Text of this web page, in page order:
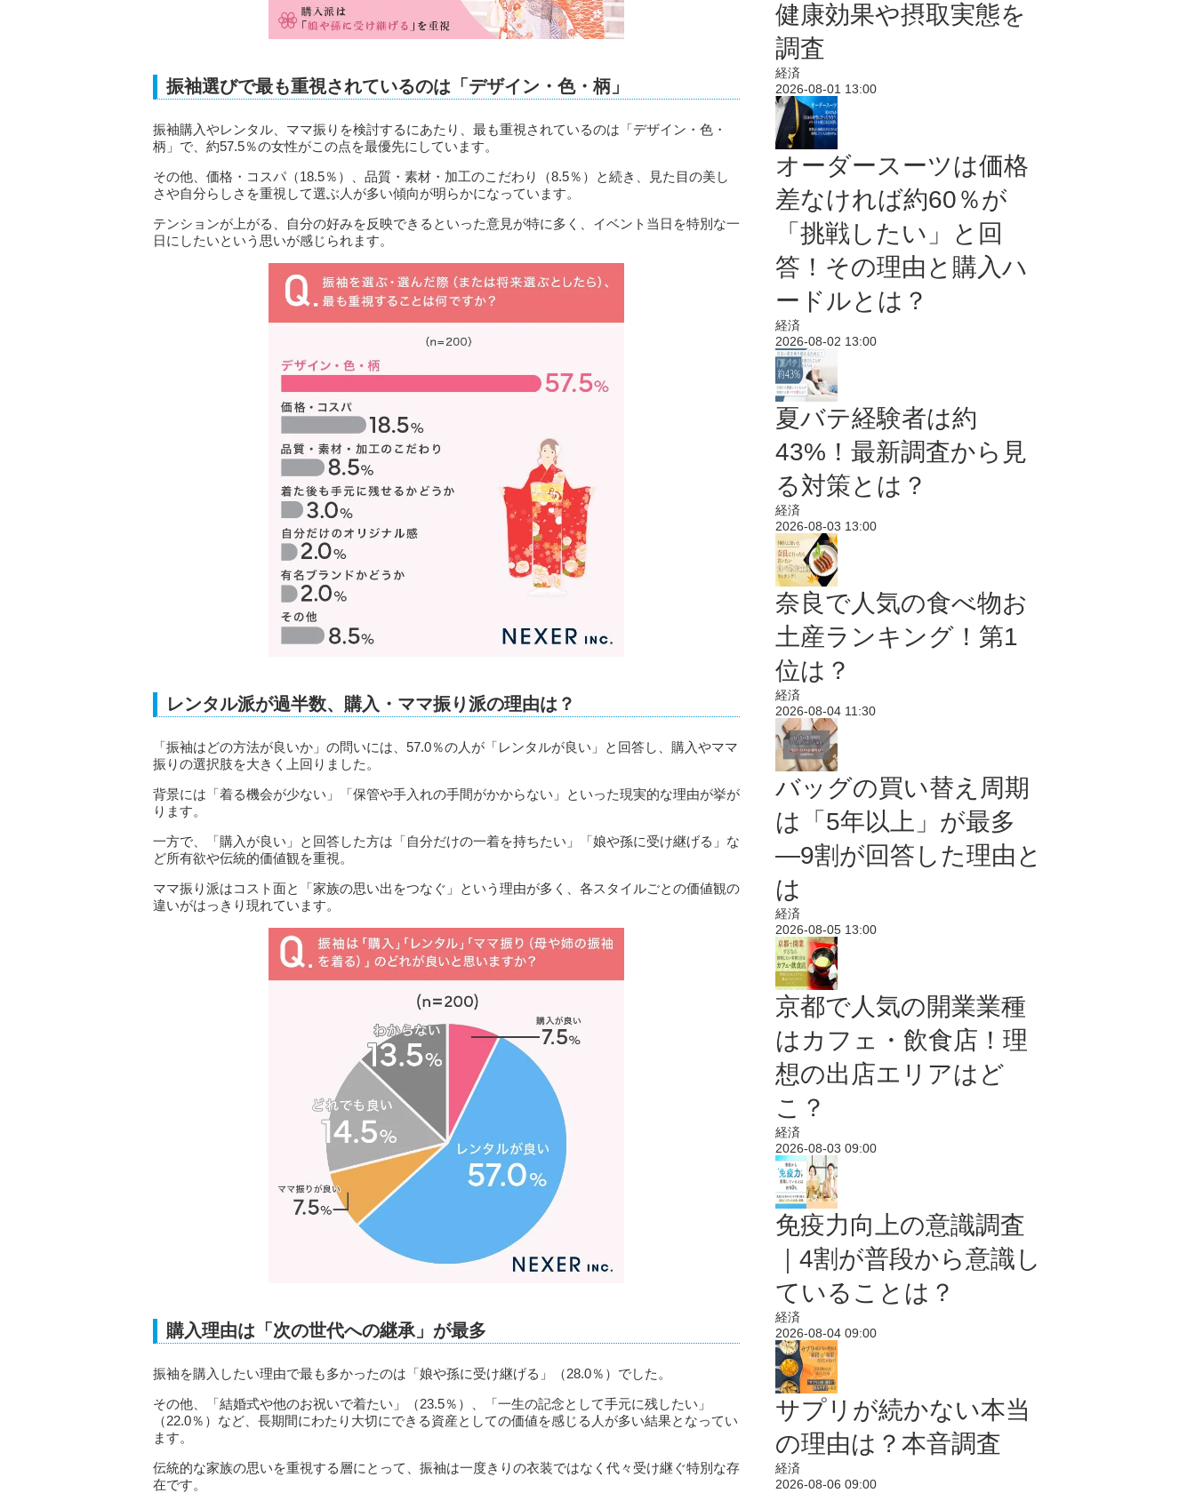
振袖選びで最も重視されているのは「デザイン・色・柄」
振袖購入やレンタル、ママ振りを検討するにあたり、最も重視されているのは「デザイン・色・
柄」で、約57.5％の女性がこの点を最優先にしています。
その他、価格・コスパ（18.5％）、品質・素材・加工のこだわり（8.5％）と続き、見た目の美し
さや自分らしさを重視して選ぶ人が多い傾向が明らかになっています。
テンションが上がる、自分の好みを反映できるといった意見が特に多く、イベント当日を特別な一
日にしたいという思いが感じられます。
レンタル派が過半数、購入・ママ振り派の理由は？
「振袖はどの方法が良いか」の問いには、57.0％の人が「レンタルが良い」と回答し、購入やママ
振りの選択肢を大きく上回りました。
背景には「着る機会が少ない」「保管や手入れの手間がかからない」といった現実的な理由が挙が
ります。
一方で、「購入が良い」と回答した方は「自分だけの一着を持ちたい」「娘や孫に受け継げる」な
ど所有欲や伝統的価値観を重視。
ママ振り派はコスト面と「家族の思い出をつなぐ」という理由が多く、各スタイルごとの価値観の
違いがはっきり現れています。
購入理由は「次の世代への継承」が最多
振袖を購入したい理由で最も多かったのは「娘や孫に受け継げる」（28.0％）でした。
その他、「結婚式や他のお祝いで着たい」（23.5％）、「一生の記念として手元に残したい」
（22.0％）など、長期間にわたり大切にできる資産としての価値を感じる人が多い結果となってい
ます。
伝統的な家族の思いを重視する層にとって、振袖は一度きりの衣装ではなく代々受け継ぐ特別な存
在です。
健康効果や摂取実態を
調査
経済
2026-08-01 13:00
オーダースーツは価格
差なければ約60％が
「挑戦したい」と回
答！その理由と購入ハ
ードルとは？
経済
2026-08-02 13:00
夏バテ経験者は約
43%！最新調査から見
る対策とは？
経済
2026-08-03 13:00
奈良で人気の食べ物お
土産ランキング！第1
位は？
経済
2026-08-04 11:30
バッグの買い替え周期
は「5年以上」が最多
―9割が回答した理由と
は
経済
2026-08-05 13:00
京都で人気の開業業種
はカフェ・飲食店！理
想の出店エリアはど
こ？
経済
2026-08-03 09:00
免疫力向上の意識調査
｜4割が普段から意識し
ていることは？
経済
2026-08-04 09:00
サプリが続かない本当
の理由は？本音調査
経済
2026-08-06 09:00